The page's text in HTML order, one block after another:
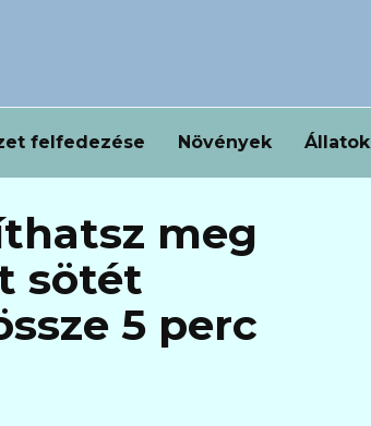
felfedezése Növények Állatok
meg
sötét
5 perc